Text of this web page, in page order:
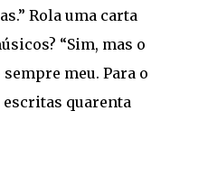
Rola uma carta
“Sim, mas o
meu. Para o
quarenta